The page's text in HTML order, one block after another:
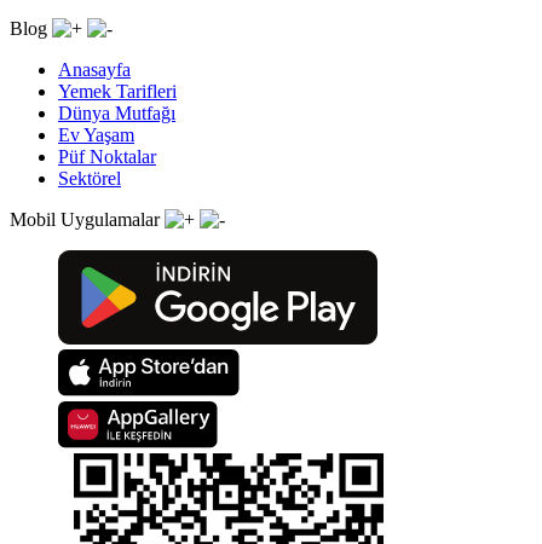
Blog
Anasayfa
Yemek Tarifleri
Dünya Mutfağı
Ev Yaşam
Püf Noktalar
Sektörel
Mobil Uygulamalar